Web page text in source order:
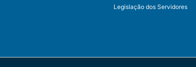
Legislação dos Servidores